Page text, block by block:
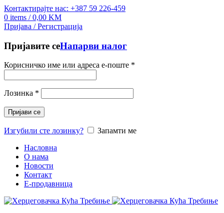
Контактирајте нас: +387 59 226-459
0 items / 0,00 KM
Пријава / Регистрација
Пријавите сеНапарви налог
Корисничко име или адреса е-поште *
Лозинка *
Пријави се
Изгубили сте лозинку?
Запамти ме
Насловна
О нама
Новости
Контакт
E-продавница